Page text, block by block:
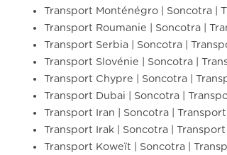
Transport Monténégro | Soncotra |
Transport Roumanie | Soncotra |
Transport Serbia | Soncotra |
Transport Slovénie | Soncotra |
Transport Chypre | Soncotra |
Transport Dubai | Soncotra |
Transport Iran | Soncotra |
Transport Irak | Soncotra |
Transport Koweït | Soncotra |